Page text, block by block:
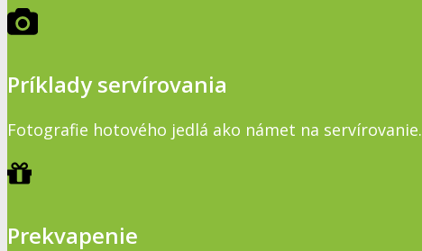
Príklady servírovania
Fotografie hotového jedlá ako námet na servírovanie.
Prekvapenie